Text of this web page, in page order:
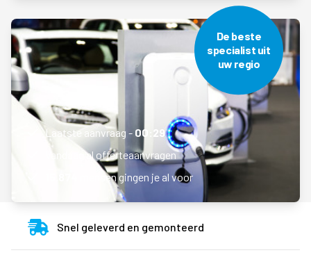
De beste
specialist uit
uw regio
Laatste aanvraag - 00:29
Vandaag al offerteaanvragen
mensen gingen je al voor
Snel geleverd en gemonteerd